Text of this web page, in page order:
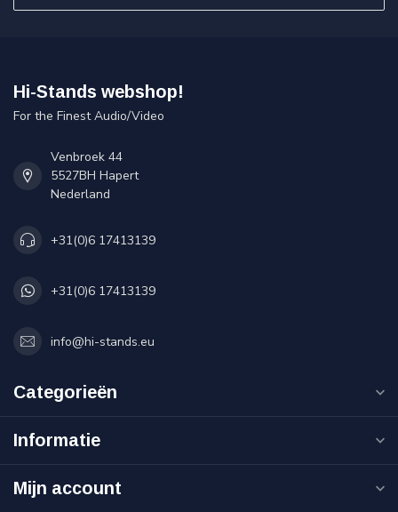
Hi-Stands webshop!
For the Finest Audio/Video
Venbroek 44
5527BH Hapert
Nederland
+31(0)6 17413139
+31(0)6 17413139
info@hi-stands.eu
Categorieën
Informatie
Mijn account